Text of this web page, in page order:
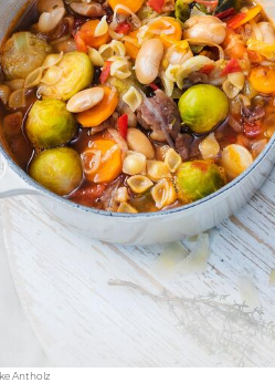
Antholz